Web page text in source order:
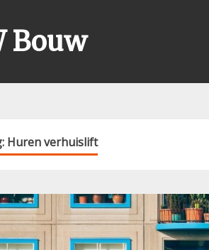
Bouw
Huren verhuislift